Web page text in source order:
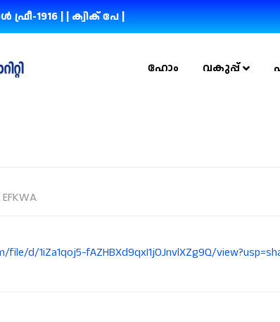
ഫ്രീ-1916 || ക്വിക് പേ |
ഹോം വകുപ്പ്
EFKWA
d/1iZa1qoj5-fAZHBXd9qxI1jOJnvlXZg9Q/